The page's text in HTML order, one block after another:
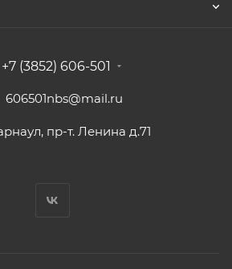
+7 (3852) 606-501
606501nbs@mail.ru
пр-т. Ленина д.71